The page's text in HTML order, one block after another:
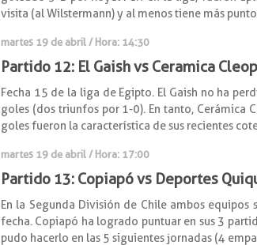
visita (al Wilstermann) y al menos tiene más
martes 19 de abril / Hora: 14:30
Partido 12: El Gaish vs Ceramica
Fecha 15 de la liga de Egipto. El Gaish no ha
goles (dos triunfos por 1-0). En tanto, Cerámica
goles fueron la característica de sus recientes
martes 19 de abril / Hora: 17:00
Partido 13: Copiapó vs Deportes
En la Segunda División de Chile ambos
fecha. Copiapó ha logrado puntuar en sus 3
pudo hacerlo en las 5 siguientes jornadas (4